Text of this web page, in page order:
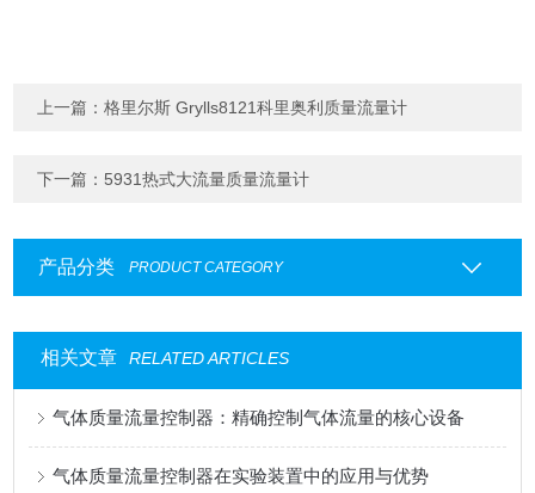
上一篇：格里尔斯 Grylls8121科里奥利质量流量计
下一篇： 5931热式大流量质量流量计
产品分类 PRODUCT CATEGORY
相关文章 RELATED ARTICLES
气体质量流量控制器：精确控制气体流量的核心设备
气体质量流量控制器在实验装置中的应用与优势